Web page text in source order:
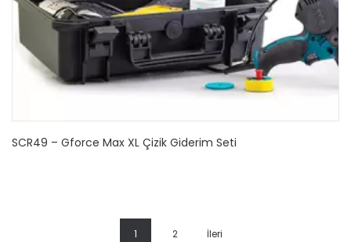
SCR49 – Gforce Max XL Çizik Giderim Seti
1 2 İleri